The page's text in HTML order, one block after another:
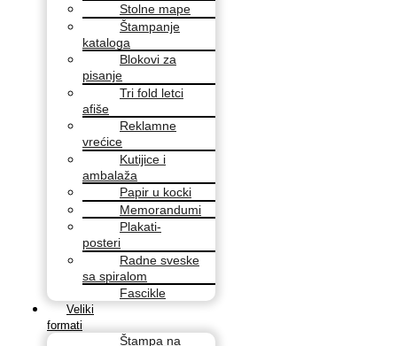
Stolne mape
Štampanje
kataloga
Blokovi za
pisanje
Tri fold letci
afiše
Reklamne
vrećice
Kutijice i
ambalaža
Papir u kocki
Memorandumi
Plakati-
posteri
Radne sveske
sa spiralom
Fascikle
Veliki
formati
Štampa na